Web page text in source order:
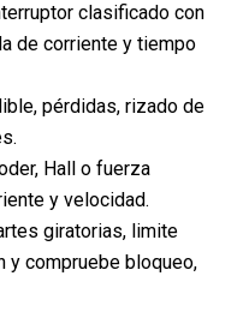
clasificado con
de corriente y tiempo
pérdidas, rizado de
Hall o fuerza
y velocidad.
giratorias, limite
y compruebe bloqueo,